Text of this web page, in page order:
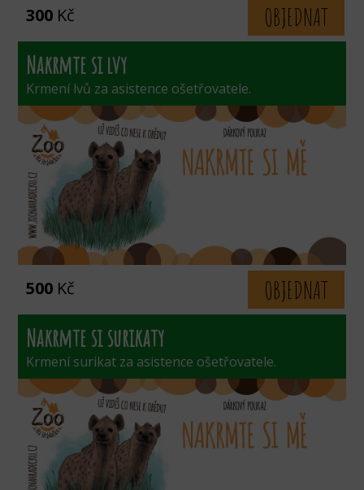
300 Kč
OBJEDNAT
Nakrmte si lvy
Krmení lvů za asistence ošetřovatele.
500 Kč
OBJEDNAT
Nakrmte si surikaty
Krmení surikat za asistence ošetřovatele.